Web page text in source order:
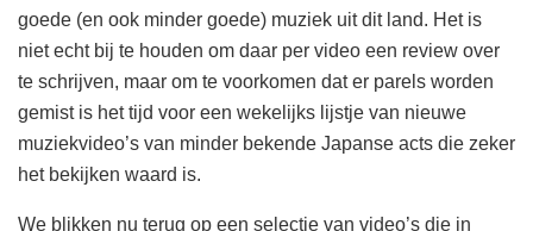
goede (en ook minder goede) muziek uit dit land. Het is
niet echt bij te houden om daar per video een review over
te schrijven, maar om te voorkomen dat er parels worden
gemist is het tijd voor een wekelijks lijstje van nieuwe
muziekvideo’s van minder bekende Japanse acts die zeker
het bekijken waard is.
We blikken nu terug op een selectie van video’s die in